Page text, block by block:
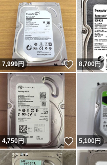
7,999円 いいね！
8,700円
4,750円 いいね！
5,100円